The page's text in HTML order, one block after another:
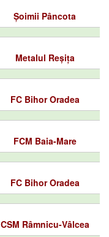
Șoimii Pâncota
Metalul Reșița
FC Bihor Oradea
FCM Baia-Mare
FC Bihor Oradea
CSM Râmnicu-Vâlcea